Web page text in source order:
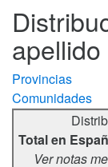
Provincias
Comunidades
Total en
Ver notas